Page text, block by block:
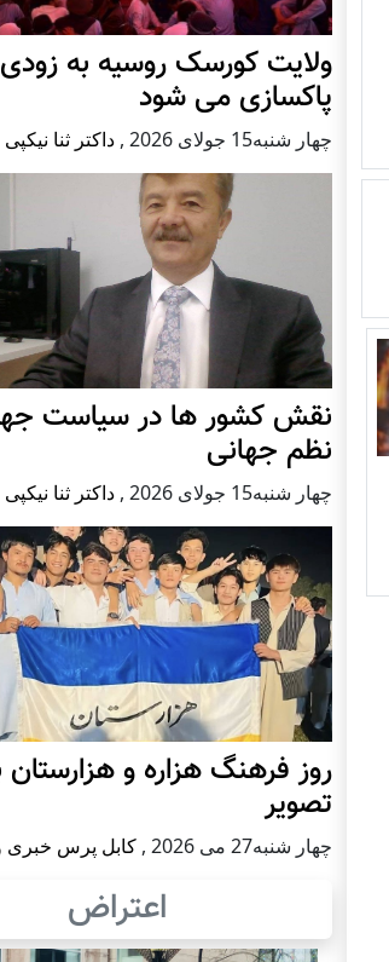
ولایت کورسک روسیه به زودی
پاکسازی می شود
چهار شنبه15 جولای 2026 , داکتر ثنا نیکپی
نقش کشور ها در سیاست
نظم جهانی
چهار شنبه15 جولای 2026 , داکتر ثنا نیکپی
روز فرهنگ هزاره و هزارستان
تصویر
چهار شنبه27 می 2026 , کابل پرس خبری
اعتراض